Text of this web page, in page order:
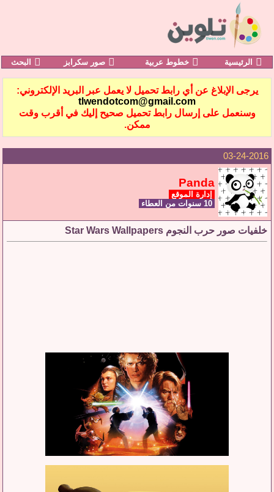
الرئيسية خطوط عربية صور سكرابز البحث
يرجى الإبلاغ عن أي رابط تحميل لا يعمل عبر البريد الإلكتروني:
tlwendotcom@gmail.com
وسنعمل على إرسال رابط تحميل صحيح إليك في أقرب وقت
ممكن.
03-24-2016
Panda
إدارة الموقع
خلفيات صور حرب النجوم Star Wars Wallpapers